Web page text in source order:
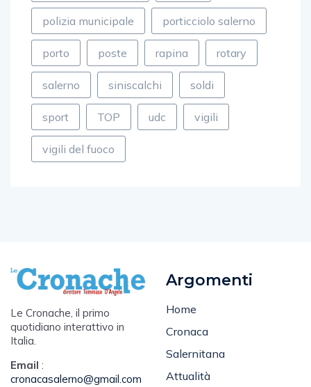
polizia municipale porticciolo salerno
porto poste rapina rotary
salerno siniscalchi soldi
sport TOP udc vigili
vigili del fuoco
Le Cronache, il primo
quotidiano interattivo in
Italia.
Email :
cronacasalerno@gmail.com
Argomenti
Home
Cronaca
Salernitana
Attualità